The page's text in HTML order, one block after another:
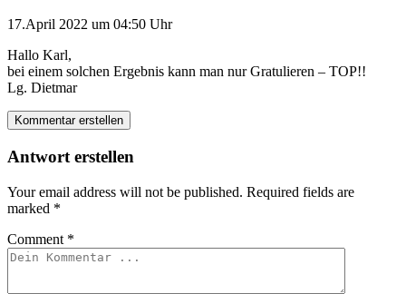
17.April 2022 um 04:50 Uhr
Hallo Karl,
bei einem solchen Ergebnis kann man nur Gratulieren – TOP!!
Lg. Dietmar
Kommentar erstellen
Antwort erstellen
Your email address will not be published. Required fields are
marked *
Comment *